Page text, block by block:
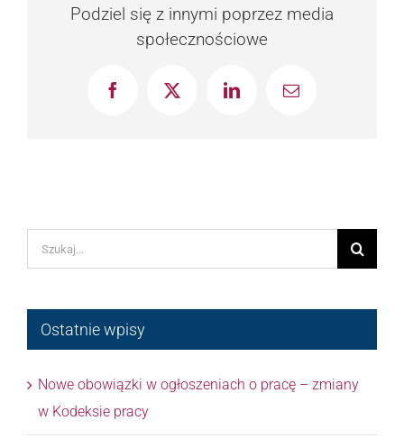
Podziel się z innymi poprzez media
społecznościowe
FacebookX LinkedInEmail
Szukaj
Ostatnie wpisy
Nowe obowiązki w ogłoszeniach o pracę – zmiany
w Kodeksie pracy